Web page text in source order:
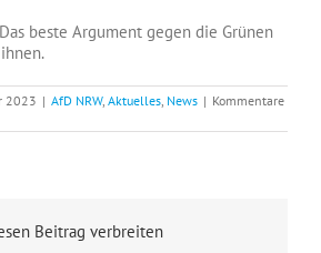
beste Argument gegen die Grünen
2023 | AfD NRW, Aktuelles News | Kommentare
Beitrag verbreiten